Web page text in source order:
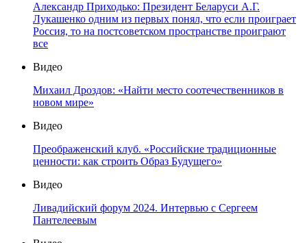
Александр Приходько: Президент Беларуси А.Г.
Лукашенко одним из первых понял, что если проиграет
Россия, то на постсоветском пространстве проиграют
все
Видео
Михаил Дроздов: «Найти место соотечественников в
новом мире»
Видео
Преображенский клуб. «Российские традиционные
ценности: как строить Образ Будущего»
Видео
Ливадийский форум 2024. Интервью с Сергеем
Пантелеевым